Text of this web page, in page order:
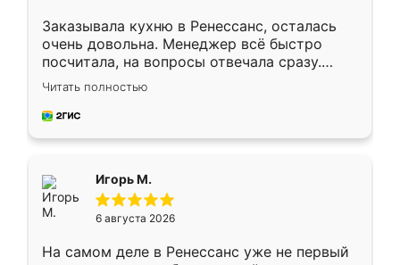
Заказывала кухню в Ренессанс, осталась
очень довольна. Менеджер всё быстро
посчитала, на вопросы отвечала сразу.
Замерщик приехал в субботу, подошёл к
делу со всей ответственностью. Собрали
за день, ребята работали аккуратно, даже
Читать полностью
Игорь М.
6 августа 2026
На самом деле в Ренессанс уже не первый